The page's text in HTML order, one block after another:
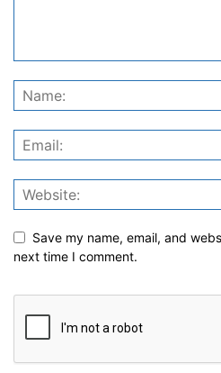
Save my name, email, and
next time I comment.